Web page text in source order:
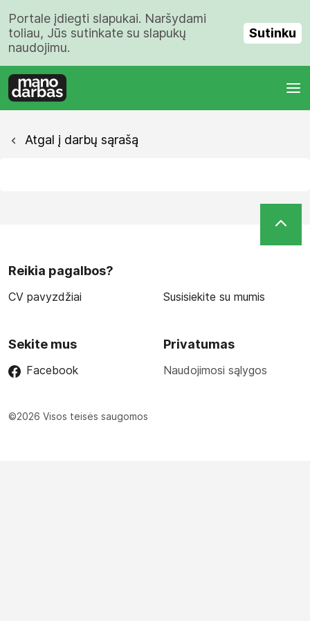
Portale įdiegti slapukai. Naršydami
toliau, Jūs sutinkate su slapukų
naudojimu.
Sutinku
Atgal į darbų sąrašą
Reikia pagalbos?
CV pavyzdžiai Susisiekite su mumis
Sekite mus
Facebook
Privatumas
Naudojimosi sąlygos
©2026 Visos teisės saugomos